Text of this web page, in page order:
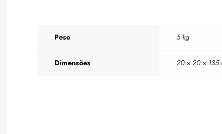
Peso 5 kg
Dimensões 20 × 20 × 135